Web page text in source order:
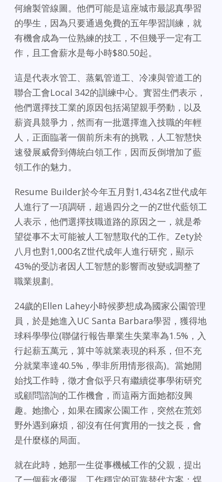
何繪製管線圖。他們可能是這座城市最認真學習
的學生，因為只要通過免費的五年學習訓練，就
有機會成為一位熟練的技工，不但幾乎一定有工
作，且工會薪水是每小時$80.50起。
這是代表水管工、蒸氣管道工、冷凍與管道工的
聯合工會Local 342的訓練中心。實習生們表示，
他們選擇技工業的原因包括渴望親手勞動，以及
薪資具競爭力，然而有一批選擇進入技職的年輕
人，正面臨著一個前所未有的挑戰，人工智慧快
速發展威脅到傳統白領工作，因而反倒增加了藍
領工作的魅力。
Resume Builder於今年五月對1,434名Z世代成年
人進行了一項調研，超過四分之一的Z世代藍領工
人表示，他們選擇技職道路的原因之一，就是希
望從事不太可能被人工智慧取代的工作。Zety於
八月也對1,000名Z世代成年人進行研究，顯示
43%的受訪者因人工智慧的影響而改變或調整了
職業規劃。
24歲的Ellen Lahey小時候夢想成為國家公園管理
員，於是她進入UC Santa Barbara學習，獲得地
球科學學位(聯儲行報告畢業生失業率為1.5%，入
行起薪五萬元，算中等就業表現的科系，但不充
分就業率達40.5%，學非所用情形很高)。當她開
始找工作時，徵才會似乎只有繼續從事學術研究
或顧問諮詢的工作機會，而這兩方面她都沒興
趣。她擔心，如果在國家公園工作，突然在荒郊
野外遇到麻煩，卻沒有任何實用的一技之長，會
是什麼樣的局面。
就在此時，她那一生從事機械工作的父親，提出